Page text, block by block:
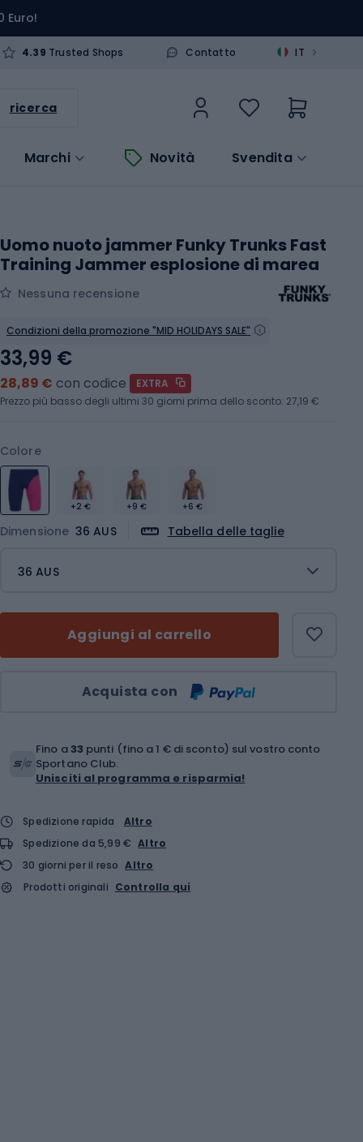
Euro!
4.39 Trusted Shops Contatto IT >
ricerca
Marchi Novità Svendita
Uomo nuoto jammer Funky Trunks Fast
Training Jammer esplosione di marea
Nessuna recensione
Condizioni della promozione "MID HOLIDAYS SALE"
Colore
+2 € +9 € +6 €
Dimensione 36 AUS Tabella delle taglie
36 AUS
Aggiungi al carrello
Acquista con
33,99 €
28,89 € con codice
EXTRA
Prezzo più basso degli ultimi 30 giorni prima dello sconto: 27,19 €
Fino a33 punti (fino a 1 € di sconto) sul vostro conto
Sportano Club.
Unisciti al programma e risparmia!
Spedizione rapida
Altro
Spedizione da 5,99 € Altro
30 giorni per il reso Altro
Prodotti originali Controlla qui